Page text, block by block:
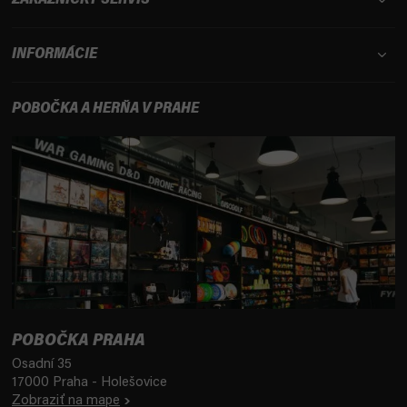
INFORMÁCIE
POBOČKA A HERŇA V PRAHE
POBOČKA PRAHA
Osadní 35
17000 Praha - Holešovice
Zobraziť na mape